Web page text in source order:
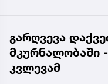
გარღვევა
მკურნალობაში
კვლევამ